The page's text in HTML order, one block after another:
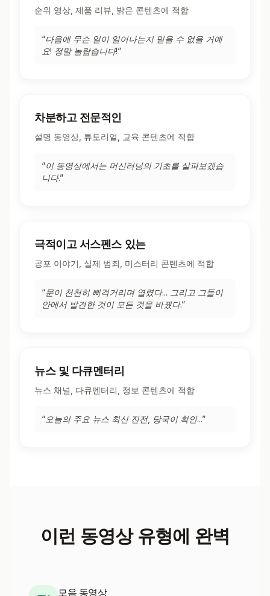
순위 영상, 제품 리뷰, 밝은 콘텐츠에 적합
“다음에 무슨 일이 일어나는지 믿을 수 없을 거예
요! 정말 놀랍습니다!”
차분하고 전문적인
설명 동영상, 튜토리얼, 교육 콘텐츠에 적합
“이 동영상에서는 머신러닝의 기초를 살펴보겠습
니다.”
극적이고 서스펜스 있는
공포 이야기, 실제 범죄, 미스터리 콘텐츠에 적합
“문이 천천히 삐걱거리며 열렸다... 그리고 그들이
안에서 발견한 것이 모든 것을 바꿨다.”
뉴스 및 다큐멘터리
뉴스 채널, 다큐멘터리, 정보 콘텐츠에 적합
“ 오늘의 주요 뉴스 최신 진전, 당국이 확인...”
이런 동영상 유형에 완벽
모음 동영상